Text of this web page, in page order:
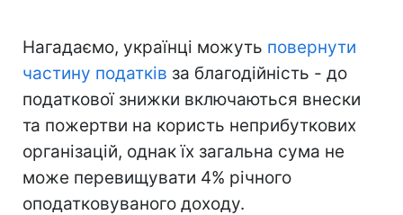
Нагадаємо, українці можуть повернути
частину податків за благодійність - до
податкової знижки включаються внески
та пожертви на користь неприбуткових
організацій, однак їх загальна сума не
може перевищувати 4% річного
оподатковуваного доходу.